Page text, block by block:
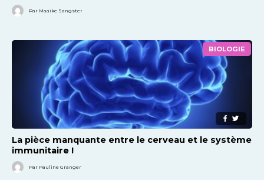
Par Maaike Sangster
BIOLOGIE
La pièce manquante entre le cerveau et le système
immunitaire !
Par Pauline Granger